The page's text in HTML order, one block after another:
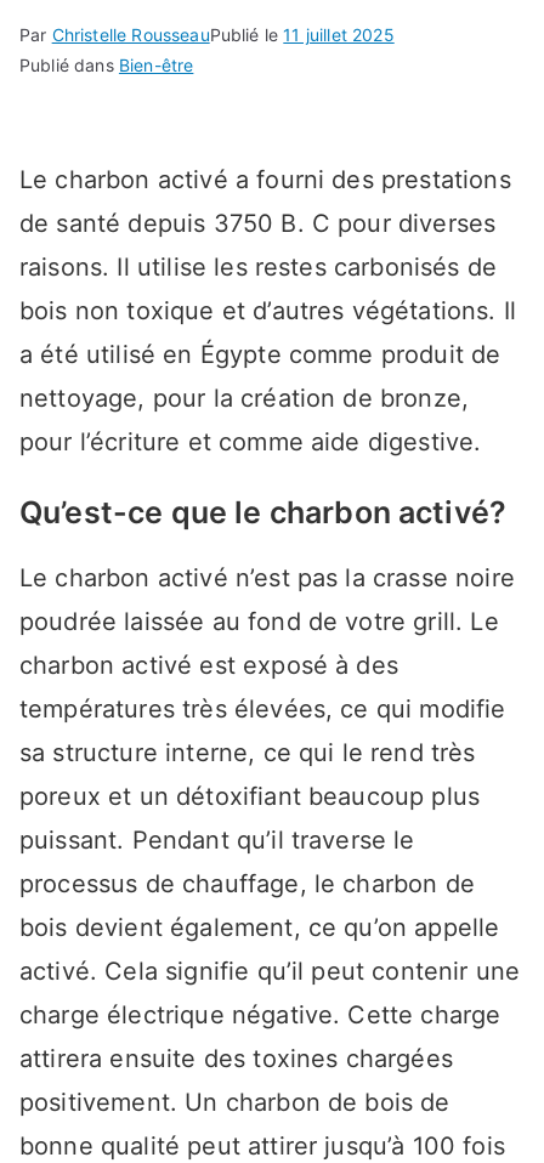
Par Christelle RousseauPublié le11 juillet 2025
Publié dans Bien-être
Le charbon activé a fourni des prestations
de santé depuis 3750 B. C pour diverses
raisons. Il utilise les restes carbonisés de
bois non toxique et d’autres végétations. Il
a été utilisé en Égypte comme produit de
nettoyage, pour la création de bronze,
pour l’écriture et comme aide digestive.
Qu’est-ce que le charbon activé?
Le charbon activé n’est pas la crasse noire
poudrée laissée au fond de votre grill. Le
charbon activé est exposé à des
températures très élevées, ce qui modifie
sa structure interne, ce qui le rend très
poreux et un détoxifiant beaucoup plus
puissant. Pendant qu’il traverse le
processus de chauffage, le charbon de
bois devient également, ce qu’on appelle
activé. Cela signifie qu’il peut contenir une
charge électrique négative. Cette charge
attirera ensuite des toxines chargées
positivement. Un charbon de bois de
bonne qualité peut attirer jusqu’à 100 fois